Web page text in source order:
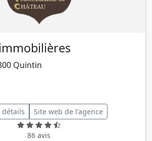
Quintin
détails Site web de l'agence
86 avis